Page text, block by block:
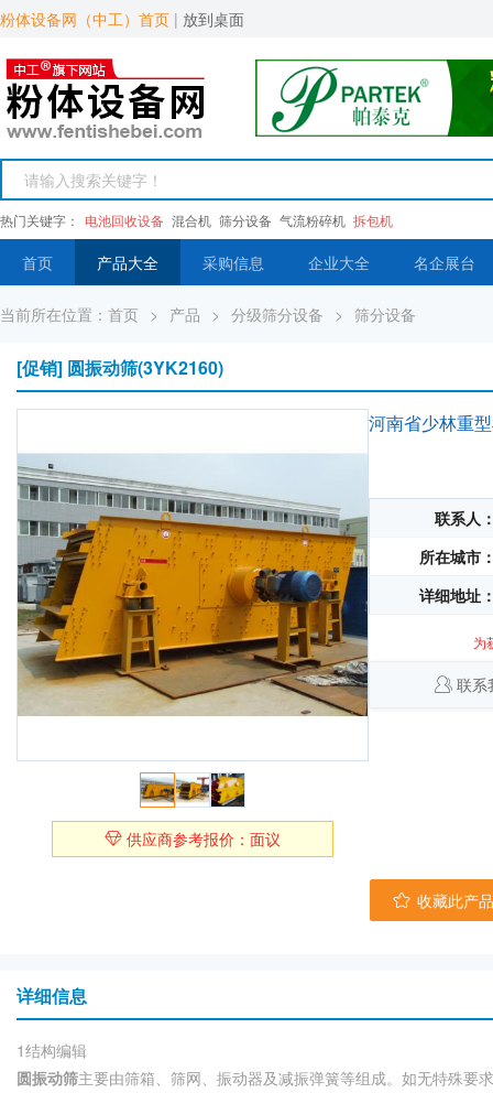
粉体设备网（中工）首页 | 放到桌面
热门关键字： 电池回收设备 混合机 筛分设备 气流粉碎机 拆包机
首页 产品大全 采购信息 企业大全 名企展台
当前所在位置： 首页 > 产品 > 分级筛分设备 > 筛分设备
[促销] 圆振动筛(3YK2160)
供应商参考报价：面议
河南省少林重
联系人
所在城市
详细地址
为
联系
收藏此产品
详细信息
1结构编辑
圆振动筛主要由筛箱、筛网、振动器及减振弹簧等组成。如无特殊要